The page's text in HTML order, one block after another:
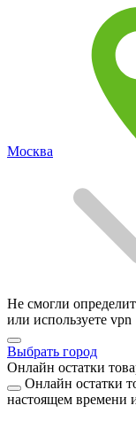
Москва
Не смогли
или используете vpn
Выбрать город
Онлайн остатки
Онлайн остатки
настоящем времени и